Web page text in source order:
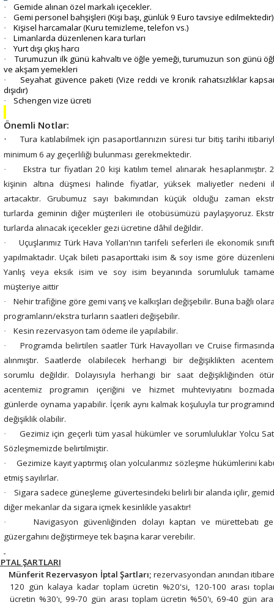
· Gemide alınan özel markalı içecekler.
· Gemi personel bahşişleri (Kişi başı, günlük 9 Euro tavsiye edilmektedir)
· Kişisel harcamalar (Kuru temizleme, telefon vs.)
· Limanlarda düzenlenen kara turları
· Yurt dışı çıkış harcı
·
Turumuzun ilk günü kahvaltı ve öğle yemeği, turumuzun son günü
ve akşam yemekleri
·
Seyahat güvence paketi (Vize reddi ve kronik rahatsızlıklar
dışıdır)
· Schengen vize ücreti
Önemli Notlar:
·
Tura katılabilmek için pasaportlarınızın süresi tur bitiş tarihi
minimum 6 ay geçerliliği bulunması gerekmektedir.
·
Ekstra tur fiyatları 20 kişi katılım temel alınarak hesaplanmıştır.
kişinin altına düşmesi halinde fiyatlar, yüksek maliyetler nedeni
artacaktır. Grubumuz sayı bakımından küçük olduğu zaman
turlarda geminin diğer müşterileri ile otobüsümüzü paylaşıyoruz.
turlarda alınacak içecekler gezi ücretine dâhil değildir.
·
Uçuşlarımız Türk Hava Yolları'nın tarifeli seferleri ile ekonomik
yapılmaktadır. Uçak bileti pasaporttaki isim & soy isme göre
Yanlış veya eksik isim ve soy isim beyanında sorumluluk
müşteriye aittir
·
Nehir trafiğine göre gemi varış ve kalkışları değişebilir. Buna bağlı
programların/ekstra turların saatleri değişebilir.
· Kesin rezervasyon tam ödeme ile yapılabilir.
·
Programda belirtilen saatler Türk Havayolları ve Cruise
alınmıştır. Saatlerde olabilecek herhangi bir değişiklikten
sorumlu değildir. Dolayısıyla herhangi bir saat değişikliğinden
acentemiz programın içeriğini ve hizmet muhteviyatını
günlerde oynama yapabilir. İçerik aynı kalmak koşuluyla tur
değişiklik olabilir.
·
Gezimiz için geçerli tüm yasal hükümler ve sorumluluklar Yolcu
Sözleşmemizde belirtilmiştir.
·
Gezimize kayıt yaptırmış olan yolcularımız sözleşme hükümlerini
etmiş sayılırlar.
·
Sigara sadece güneşleme güvertesindeki belirli bir alanda içilir,
diğer mekanlar da sigara içmek kesinlikle yasaktır!
·
Navigasyon güvenliğinden dolayı kaptan ve mürettebatı
güzergahını değiştirmeye tek başına karar verebilir.
ŞARTLARI
Münferit Rezervasyon İptal Şartları; rezervasyondan anından
120 gün kalaya kadar toplam ücretin %20'si, 120-100 arası
ücretin %30'ı, 99-70 gün arası toplam ücretin %50'ı, 69-40 gün